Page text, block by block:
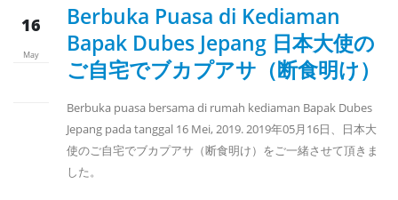
16
May
Berbuka Puasa di Kediaman
Bapak Dubes Jepang 日本大使の
ご自宅でブカプアサ（断食明け）
Berbuka puasa bersama di rumah kediaman Bapak Dubes
Jepang pada tanggal 16 Mei, 2019. 2019年05月16日、日本大
使のご自宅でブカプアサ（断食明け）をご一緒させて頂きま
した。